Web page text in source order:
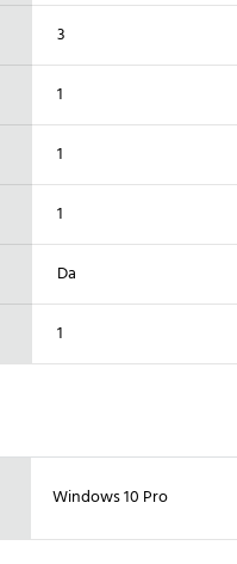
3
1
1
1
Da
1
Windows 10 Pro